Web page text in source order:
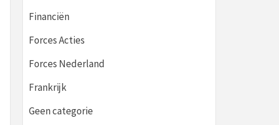
Financiën
Forces Acties
Forces Nederland
Frankrijk
Geen categorie